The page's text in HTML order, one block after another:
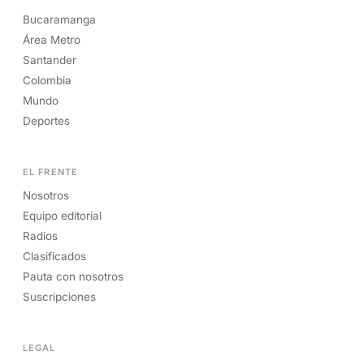
Bucaramanga
Área Metro
Santander
Colombia
Mundo
Deportes
EL FRENTE
Nosotros
Equipo editorial
Radios
Clasificados
Pauta con nosotros
Suscripciones
LEGAL